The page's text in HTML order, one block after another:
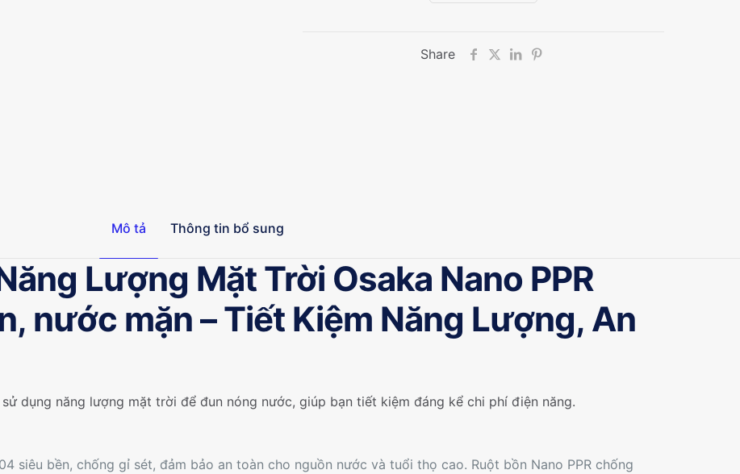
Share
Mô tả Thông tin bổ sung
Lượng Mặt Trời Osaka Nano PPR
nước mặn – Tiết Kiệm Năng Lượng, An
dụng năng lượng mặt trời để đun nóng nước, giúp bạn tiết kiệm đáng kể chi phí điện năng.
siêu bền, chống gỉ sét, đảm bảo an toàn cho nguồn nước và tuổi thọ cao. Ruột bồn Nano PPR chống